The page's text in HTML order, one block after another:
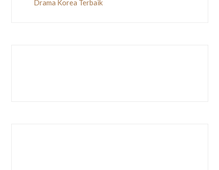
Drama Korea Terbaik